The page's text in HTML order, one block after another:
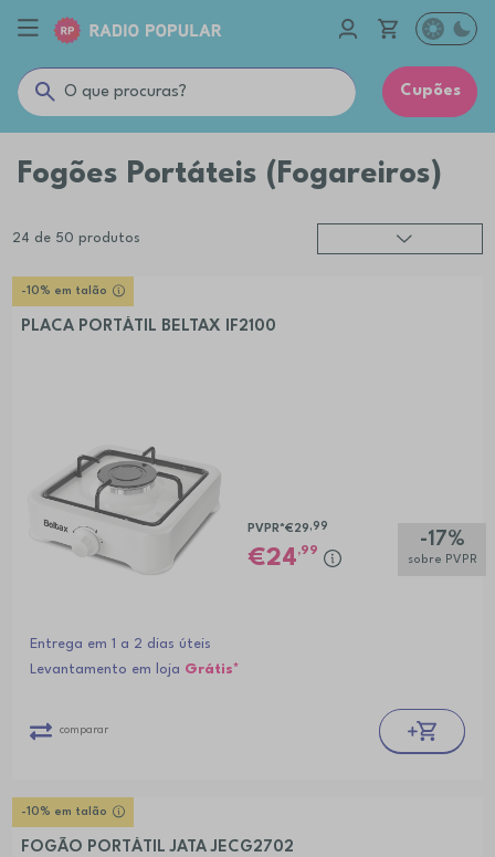
Cupões
Fogões Portáteis (Fogareiros)
24 de 50 produtos
-10% em talão
PLACA PORTÁTIL BELTAX IF2100
-17%
sobre PVPR
PVPR*€29 ,99
24,99
Entrega em 1 a 2 dias úteis
Levantamento em loja Grátis*
comparar
-10% em talão
FOGÃO PORTÁTIL JATA JECG2702